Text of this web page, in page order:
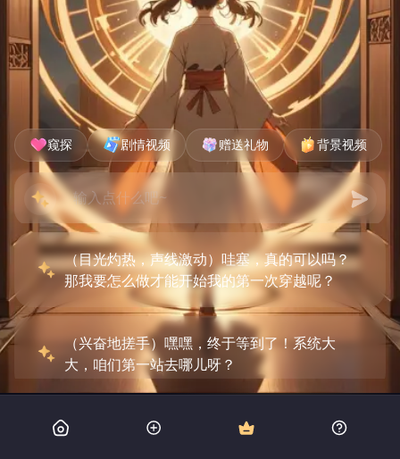
窥探 剧情视频 赠送礼物 背景视频
（目光灼热，声线激动）哇塞，真的可以吗？
那我要怎么做才能开始我的第一次穿越呢？
（兴奋地搓手）嘿嘿，终于等到了！系统大
大，咱们第一站去哪儿呀？